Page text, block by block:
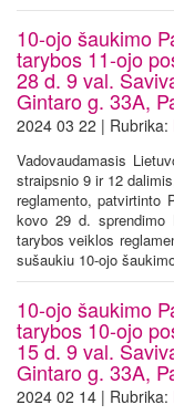
10-ojo šaukimo
tarybos 11-ojo
28 d. 9 val.
Gintaro g. 33A,
2024 03 22 | Rubrika:
Vadovaudamasis
straipsnio 9 ir 12
reglamento, patvirtinto
kovo 29 d. sprendimo
tarybos veiklos
sušaukiu 10-ojo
10-ojo šaukimo
tarybos 10-ojo
15 d. 9 val.
Gintaro g. 33A,
2024 02 14 | Rubrika: